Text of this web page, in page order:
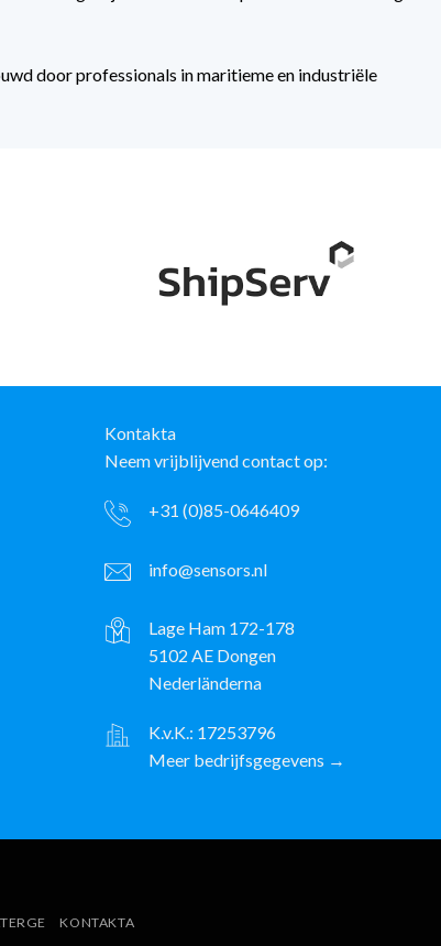
door professionals in maritieme en industriële
Kontakta
Neem vrijblijvend contact op:
+31 (0)85-0646409
info@sensors.nl
Lage Ham 172-178
5102 AE Dongen
Nederländerna
K.v.K.: 17253796
Meer bedrijfsgegevens →
KONTAKTA